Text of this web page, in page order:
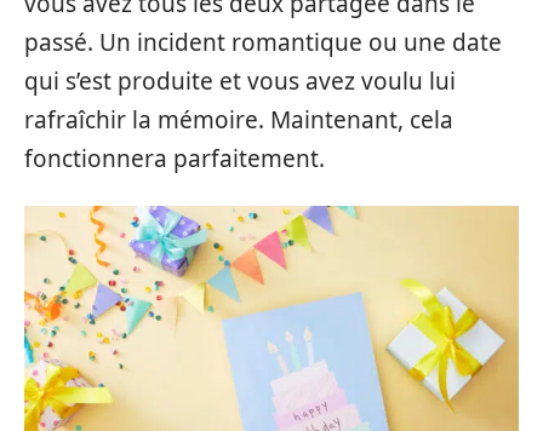
passé. Un incident romantique ou une date
qui s’est produite et vous avez voulu lui
rafraîchir la mémoire. Maintenant, cela
fonctionnera parfaitement.